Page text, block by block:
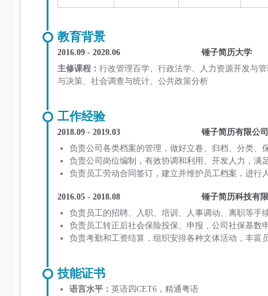
教育背景
2016.09 - 2020.06
锤子简历大学
主修课程： 行改管理百学、行政法学、人力资源开发与
与决策、社会调查与统计、公共政策分析
工作经验
2018.09 - 2019.03
锤子简历有限公司
负责公司各类档案的管理，做好立卷、归档、分类、
负责公司岗位编制，有效协调和利用、开发人力，满
负责员工劳动合同签订，建立并维护员工档案，进
2016.05 - 2018.08
锤子简历科技有
负责员工的招聘、入职、培训、人事调动、离职等手
负责员工转正后社会保险投保、申报，公司社保基数
负责考勤和工资结算，组织安排各种文体活动，丰富
技能证书
语言水平： 英语四CET6，精通粤语